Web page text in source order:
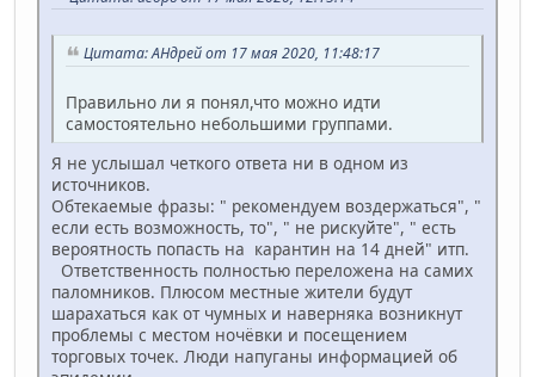
Цитата: АHдрей от 17 мая 2020, 11:48:17
Правильно ли я понял,что можно идти
самостоятельно небольшими группами.
Я не услышал четкого ответа ни в одном из
источников.
Обтекаемые фразы: " рекомендуем воздержаться", "
если есть возможность, то", " не рискуйте", " есть
вероятность попасть на карантин на 14 дней" итп.
Ответственность полностью переложена на самих
паломников. Плюсом местные жители будут
шарахаться как от чумных и наверняка возникнут
проблемы с местом ночёвки и посещением
торговых точек. Люди напуганы информацией об